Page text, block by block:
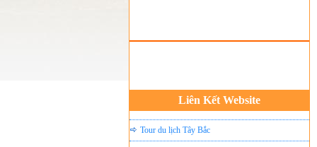
Liên Kết Website
Du lịch quốc tế Ánh Sao Mới
Tour du lịch Tây Bắc
Du Lịch Hưng Yên